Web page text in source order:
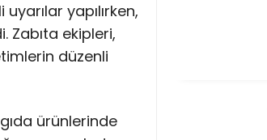
yapılırken,
Zabıta ekipleri,
düzenli
ürünlerinde